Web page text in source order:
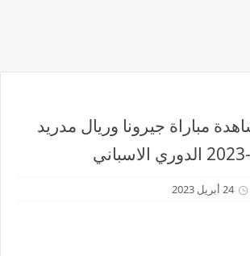
مباراة جيرونا وريال مدريد
24 أبريل 2023